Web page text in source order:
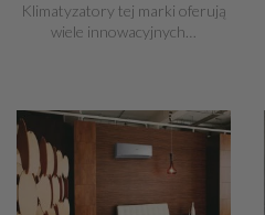
Klimatyzatory tej marki oferują
wiele innowacyjnych…